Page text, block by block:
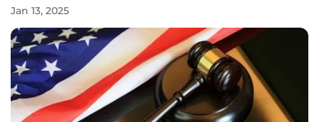
Jan 13, 2025